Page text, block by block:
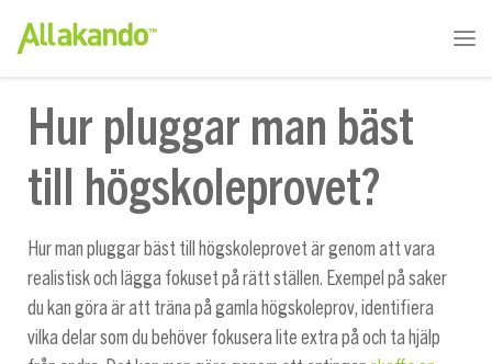
Hur pluggar man bäst
till högskoleprovet?
Hur man pluggar bäst till högskoleprovet är genom att vara
realistisk och lägga fokuset på rätt ställen. Exempel på saker
du kan göra är att träna på gamla högskoleprov, identifiera
vilka delar som du behöver fokusera lite extra på och ta hjälp